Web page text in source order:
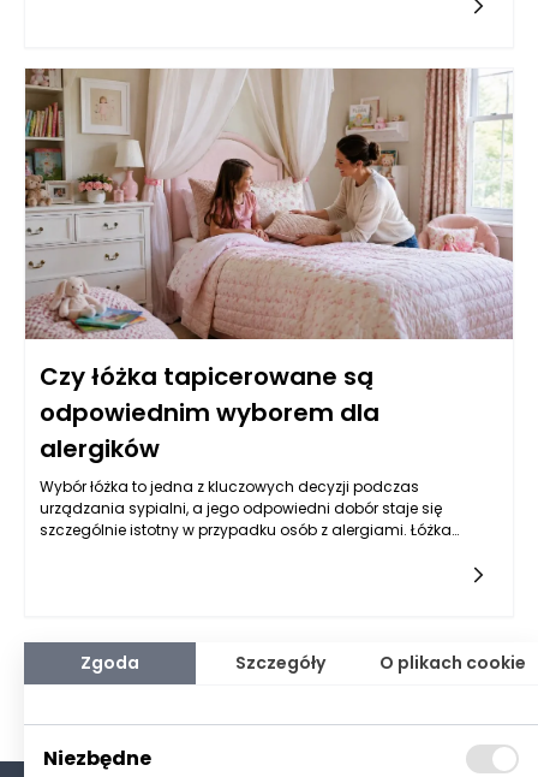
fundamentów po elementy wykończeniowe, zgodność z
normami stanowi gwarancję nie tylko trwałości i
funkcjonalności, ale także bezpieczeństwa użytkowników. W
praktyce, producent kantówki, który przestrzega norm,
powinien mieć w pełni wdrożony system kontroli jakości, który
obejmuje zarówno kontrolę surowców, jak i gotowych
produktów, co minimalizuje ryzyko wadliwych partii
materiałów.
Czy łóżka tapicerowane są
odpowiednim wyborem dla
alergików
Wybór łóżka to jedna z kluczowych decyzji podczas
urządzania sypialni, a jego odpowiedni dobór staje się
szczególnie istotny w przypadku osób z alergiami. Łóżka
rozwiązaniem, jednak warto dokładnie zastanowić się nad ich
wyposażeniem sypialni, można znaleźć odpowiedzi na
pytania dotyczące tego, czy łóżka tapicerowane zapewniają
komfort, trwałość i bezpieczeństwo dla alergików.
Zgoda Szczegóły O plikach cookie
Niezbędne